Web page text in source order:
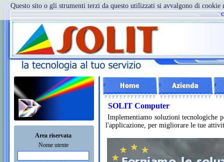
Area riservata
Nome utente
SOLIT Computer
Implementiamo soluzioni tecnologiche
l'applicazione, per migliorare le tue
Questo sito o gli strumenti terzi da questo utilizzati si avvalgono di